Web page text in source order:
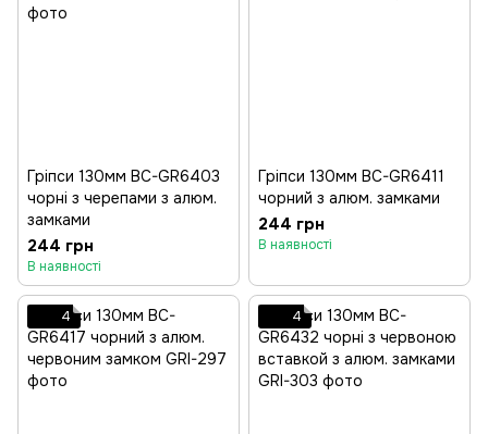
Гріпси 130мм BC-GR6403
чорні з черепами з алюм.
замками
244 грн
В наявності
Гріпси 130мм BC-GR6411
чорний з алюм. замками
244 грн
В наявності
4 4